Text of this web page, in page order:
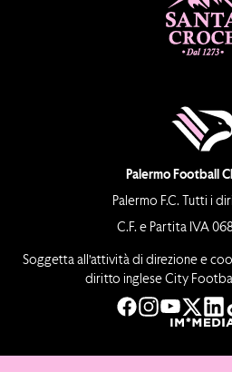
Palermo Football
Palermo F.C. Tutti i
C.F. e Partita IVA
Soggetta all’attività di direzione e
diritto inglese City